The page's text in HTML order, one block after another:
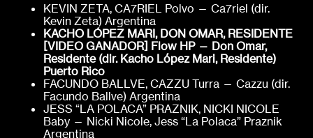
KEVIN ZETA, CA7RIEL Polvo — Ca7riel (dir.
Kevin Zeta) Argentina
KACHO LÓPEZ MARI, DON OMAR, RESIDENTE
[VIDEO GANADOR] Flow HP — Don Omar,
Residente (dir. Kacho López Mari, Residente)
Puerto Rico
FACUNDO BALLVE, CAZZU Turra — Cazzu (dir.
Facundo Ballve) Argentina
JESS “LA POLACA” PRAZNIK, NICKI NICOLE
Baby — Nicki Nicole, Jess “La Polaca” Praznik
Argentina